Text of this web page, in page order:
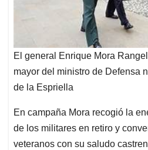
El general Enrique Mora
mayor del ministro de Defensa
de la Espriella
En campaña Mora recogió la
de los militares en retiro y
veteranos con su saludo